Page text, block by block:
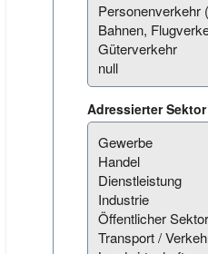
Adressierter Sektor